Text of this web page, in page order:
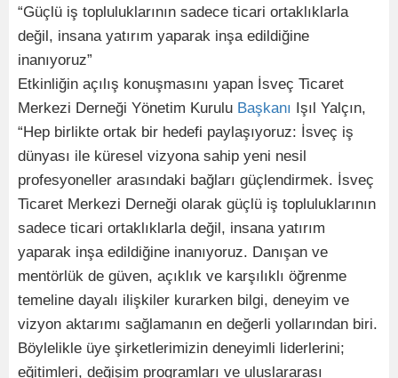
“Güçlü iş topluluklarının sadece ticari ortaklıklarla
değil, insana yatırım yaparak inşa edildiğine
inanıyoruz”
Etkinliğin açılış konuşmasını yapan İsveç Ticaret
Merkezi Derneği Yönetim Kurulu Başkanı Işıl Yalçın,
“Hep birlikte ortak bir hedefi paylaşıyoruz: İsveç iş
dünyası ile küresel vizyona sahip yeni nesil
profesyoneller arasındaki bağları güçlendirmek. İsveç
Ticaret Merkezi Derneği olarak güçlü iş topluluklarının
sadece ticari ortaklıklarla değil, insana yatırım
yaparak inşa edildiğine inanıyoruz. Danışan ve
mentörlük de güven, açıklık ve karşılıklı öğrenme
temeline dayalı ilişkiler kurarken bilgi, deneyim ve
vizyon aktarımı sağlamanın en değerli yollarından biri.
Böylelikle üye şirketlerimizin deneyimli liderlerini;
eğitimleri, değişim programları ve uluslararası